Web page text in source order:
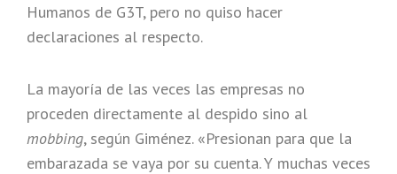
Humanos de G3T, pero no quiso hacer
declaraciones al respecto.
La mayoría de las veces las empresas no
proceden directamente al despido sino al
mobbing, según Giménez. «Presionan para que la
embarazada se vaya por su cuenta. Y muchas veces